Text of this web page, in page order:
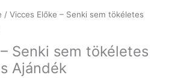
/ Vicces Előke – Senki sem tökéletes
Senki sem tökéletes
Ajándék